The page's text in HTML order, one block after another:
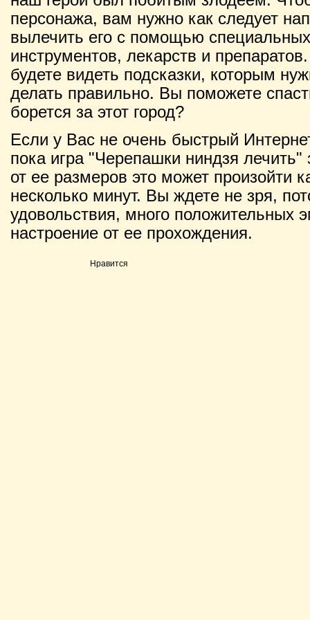
персонажа, вам нужно как следует
вылечить его с помощью
инструментов, лекарств и
будете видеть подсказки, которым
делать правильно. Вы поможете
борется за этот город?
Если у Вас не очень быстрый
пока игра "Черепашки ниндзя лечить"
от ее размеров это может произойти
несколько минут. Вы ждете не зря,
удовольствия, много положительных
настроение от ее прохождения.
Нравится